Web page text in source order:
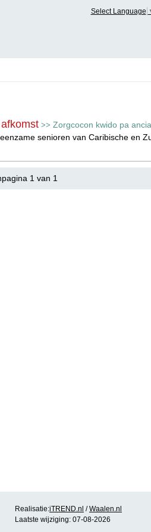
Select Language
>> Zorgcocon kwido pa
senioren van Caribische en
1 van 1
Realisatie:iTREND.nl /Waalen.nl
Laatste wijziging: 07-08-2026